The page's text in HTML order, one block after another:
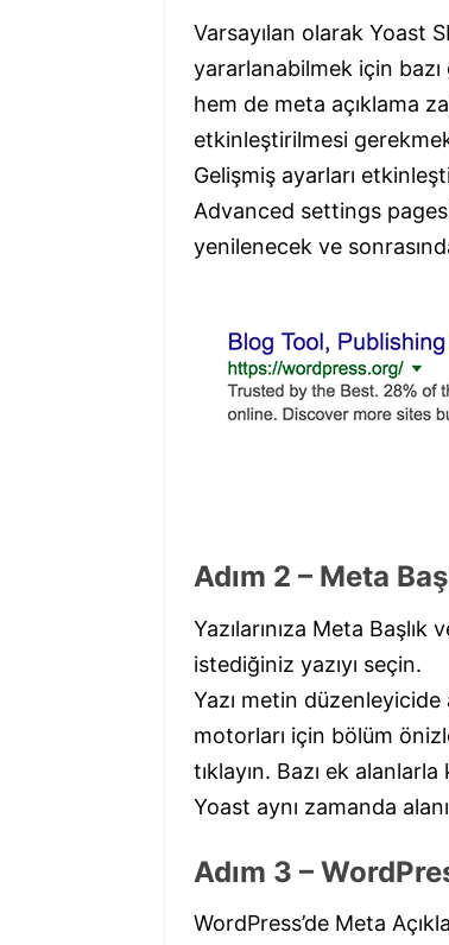
Varsayılan olarak Yoast
yararlanabilmek için
hem de meta açıklama
etkinleştirilmesi
Gelişmiş ayarları
Advanced settings
yenilenecek ve
Adım 2 – Meta
Yazılarınıza Meta
istediğiniz yazıyı seçin.
Yazı metin düzenleyicide
motorları için bölüm
tıklayın. Bazı ek alanlarla
Yoast aynı zamanda
Adım 3 –
WordPress’de Meta